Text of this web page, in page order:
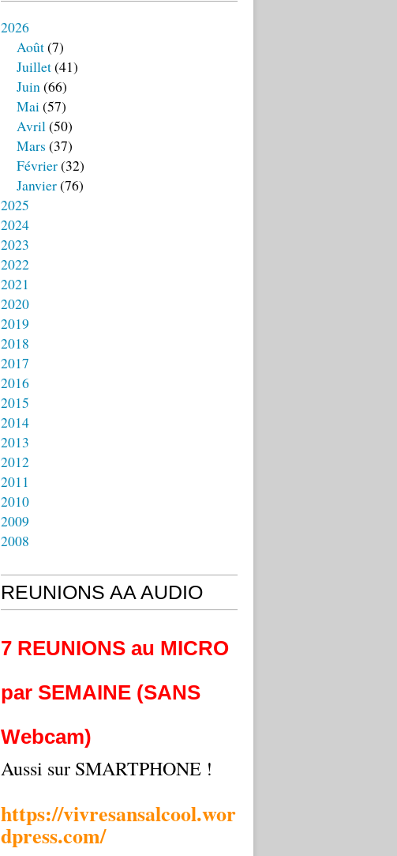
2026
Août(7)
Juillet(41)
Juin(66)
Mai(57)
Avril(50)
Mars (37)
Février(32)
Janvier(76)
2025
2024
2023
2022
2021
2020
2019
2018
2017
2016
2015
2014
2013
2012
2011
2010
2009
2008
REUNIONS AA AUDIO
7 REUNIONS au MICRO
par SEMAINE (SANS
Webcam)
Aussi sur SMARTPHONE !
https://vivresansalcool.wor
dpress.com/